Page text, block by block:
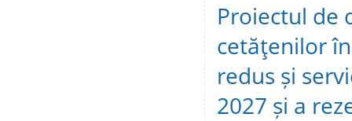
Proiectul de
cetăţenilor
redus și
2027 și a